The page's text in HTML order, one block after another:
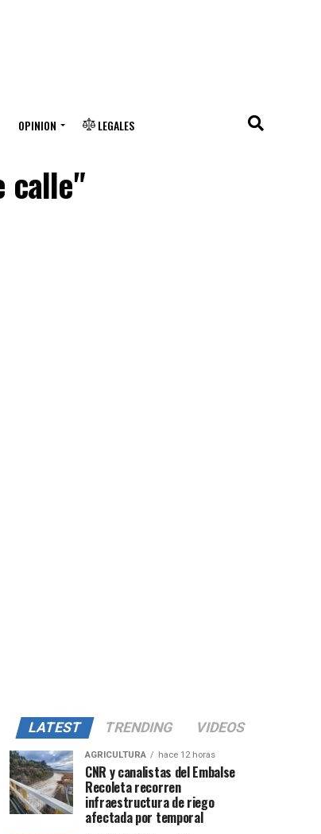
OPINION LEGALES
calle"
LATEST TRENDING VIDEOS
AGRICULTURA hace 12 horas
CNR y canalistas del Embalse
Recoleta recorren
infraestructura de riego
afectada por temporal